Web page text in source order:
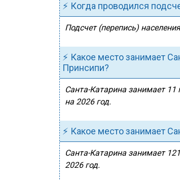
⚡ Когда проводился
Подсчет (перепись)
⚡ Какое место занимает
Принсипи?
Санта-Катарина занимает
на 2026 год.
⚡ Какое место занимает
Санта-Катарина занимает
2026 год.